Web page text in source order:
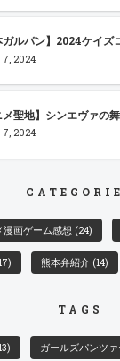
ガルパン】2024ケイズ
7, 2024
メ聖地】シンエヴァの
7, 2024
漫画ゲーム感想 (24)
熊本弁紹介 (14)
TAGS
ガールズパンツァ